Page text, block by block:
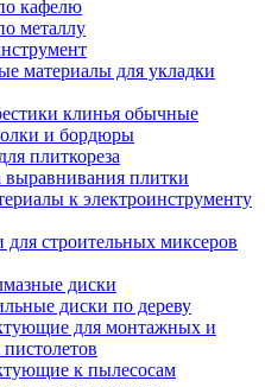
кафелю
металлу
материалы для укладки
клинья обычные
и бордюры
плиткореза
выравнивания плитки
к электроинструменту
для строительных миксеров
диски
диски по дереву
для монтажных и
к пылесосам